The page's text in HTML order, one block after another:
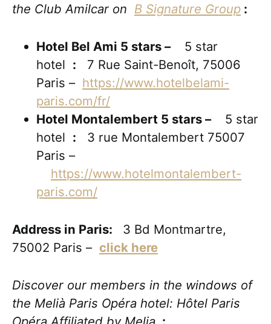
the Club Amilcar on B Signature Group :
Hotel Bel Ami 5 stars –
5 star
hotel : 7 Rue Saint-Benoît, 75006
Paris – https://www.hotelbelami-
paris.com/fr/
Hotel Montalembert 5 stars –
5 star
hotel : 3 rue Montalembert 75007
Paris –
https://www.hotelmontalembert-
paris.com/
Address in Paris:
3 Bd Montmartre,
75002 Paris – click here
Discover our members in the windows of
the Melià Paris Opéra hotel: Hôtel Paris